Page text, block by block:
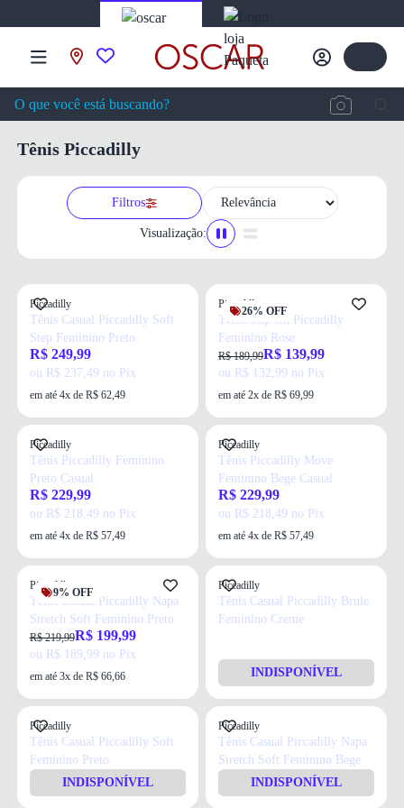
Tênis Piccadilly
Filtros
Visualização:
Piccadilly
Tênis Casual Piccadilly Soft
Step Feminino Preto
R$ 249,99
ou R$ 237,49 no Pix
em até 4x de R$ 62,49
26% OFF
Piccadilly
Tênis Slip On Piccadilly
Feminino Rose
R$ 189,99R$ 139,99
ou R$ 132,99 no Pix
em até 2x de R$ 69,99
Piccadilly
Tênis Piccadilly Feminino
Preto Casual
R$ 229,99
ou R$ 218,49 no Pix
em até 4x de R$ 57,49
Piccadilly
Tênis Piccadilly Move
Feminino Bege Casual
R$ 229,99
ou R$ 218,49 no Pix
em até 4x de R$ 57,49
9% OFF
Piccadilly
Tênis Casual Piccadilly Napa
Stretch Soft Feminino Preto
R$ 219,99R$ 199,99
ou R$ 189,99 no Pix
em até 3x de R$ 66,66
Piccadilly
Tênis Casual Piccadilly Brule
Feminino Creme
INDISPONÍVEL
Piccadilly
Tênis Casual Piccadilly Soft
Feminino Preto
INDISPONÍVEL
Piccadilly
Tênis Casual Piccadilly Napa
Stretch Soft Feminino Bege
INDISPONÍVEL